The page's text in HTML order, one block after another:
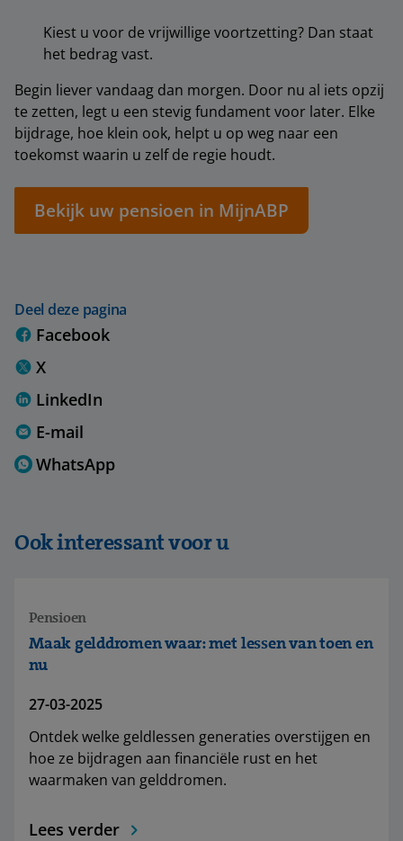
Kiest u voor de vrijwillige voortzetting? Dan staat
het bedrag vast.
Begin liever vandaag dan morgen. Door nu al iets opzij
te zetten, legt u een stevig fundament voor later. Elke
bijdrage, hoe klein ook, helpt u op weg naar een
toekomst waarin u zelf de regie houdt.
Bekijk uw pensioen in MijnABP
Deel deze pagina
Facebook
X
LinkedIn
E-mail
WhatsApp
Ook interessant voor u
Maak gelddromen waar: met lessen van toen en
nu
Pensioen
27-03-2025
Ontdek welke geldlessen generaties overstijgen en
hoe ze bijdragen aan financiële rust en het
waarmaken van gelddromen.
Lees verder